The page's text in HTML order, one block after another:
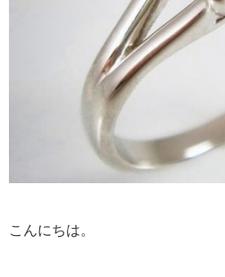
こんにちは。